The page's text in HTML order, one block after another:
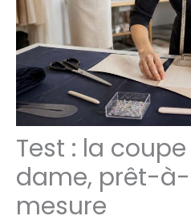
Test : la
dame, prêt-
mesure